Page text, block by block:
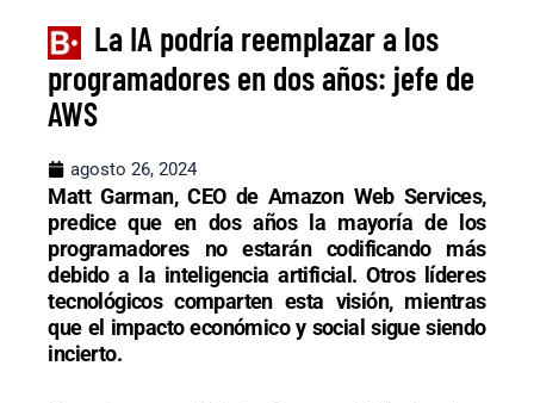
La IA podría reemplazar a los
programadores en dos años: jefe de
AWS
agosto 26, 2024
Matt Garman, CEO de Amazon Web Services,
predice que en dos años la mayoría de los
programadores no estarán codificando más
debido a la inteligencia artificial. Otros líderes
tecnológicos comparten esta visión, mientras
que el impacto económico y social sigue siendo
incierto.